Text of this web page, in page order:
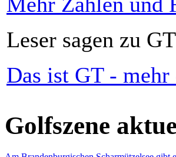
Leser sagen zu
Das ist GT - mehr
Golfszene